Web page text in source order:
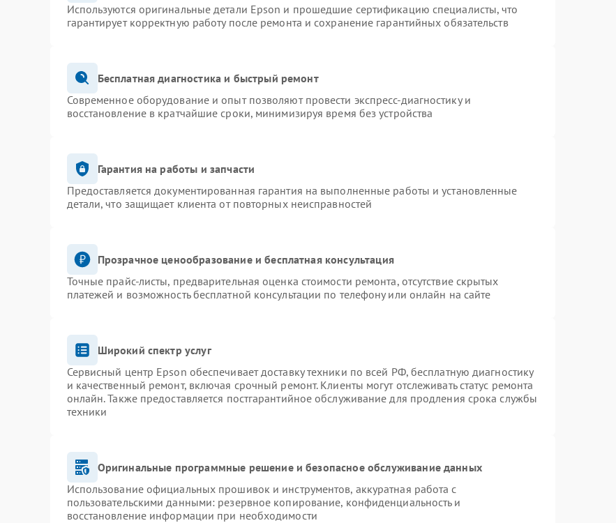
Используются оригинальные детали Epson и прошедшие сертификацию специалисты, что
гарантирует корректную работу после ремонта и сохранение гарантийных обязательств
Бесплатная диагностика и быстрый ремонт
Современное оборудование и опыт позволяют провести экспресс-диагностику и
восстановление в кратчайшие сроки, минимизируя время без устройства
Гарантия на работы и запчасти
Предоставляется документированная гарантия на выполненные работы и установленные
детали, что защищает клиента от повторных неисправностей
Прозрачное ценообразование и бесплатная консультация
Точные прайс-листы, предварительная оценка стоимости ремонта, отсутствие скрытых
платежей и возможность бесплатной консультации по телефону или онлайн на сайте
Широкий спектр услуг
Сервисный центр Epson обеспечивает доставку техники по всей РФ, бесплатную диагностику
и качественный ремонт, включая срочный ремонт. Клиенты могут отслеживать статус ремонта
онлайн. Также предоставляется постгарантийное обслуживание для продления срока службы
техники
Оригинальные программные решение и безопасное обслуживание данных
Использование официальных прошивок и инструментов, аккуратная работа с
пользовательскими данными: резервное копирование, конфиденциальность и
восстановление информации при необходимости